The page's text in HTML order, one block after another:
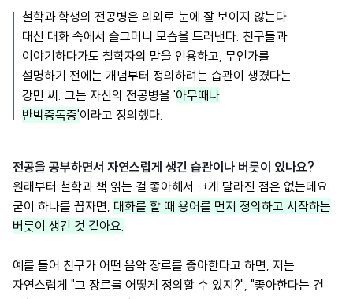
철학과 학생의 전공병은 의외로 눈에 잘 보이지 않는다.
대신 대화 속에서 슬그머니 모습을 드러낸다. 친구들과
이야기하다가도 철학자의 말을 인용하고, 무언가를
설명하기 전에는 개념부터 정의하려는 습관이 생겼다는
강민 씨. 그는 자신의 전공병을 '아무때나
반박중독증'이라고 정의했다.
전공을 공부하면서 자연스럽게 생긴 습관이나 버릇이 있나요?
원래부터 철학과 책 읽는 걸 좋아해서 크게 달라진 점은 없는데요.
굳이 하나를 꼽자면, 대화를 할 때 용어를 먼저 정의하고 시작하는
버릇이 생긴 것 같아요.
예를 들어 친구가 어떤 음악 장르를 좋아한다고 하면, 저는
자연스럽게 "그 장르를 어떻게 정의할 수 있지?", "좋아한다는 건